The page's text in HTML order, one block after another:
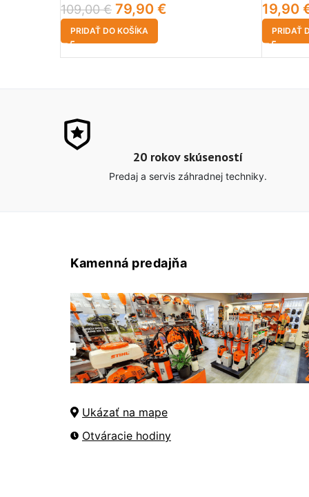
109,00€ 79,90 €
PRIDAŤ DO KOŠÍKA
19,90
PRIDAŤ
20 rokov skúseností
Predaj a servis záhradnej techniky.
Kamenná predajňa
Ukázať na mape
Otváracie hodiny